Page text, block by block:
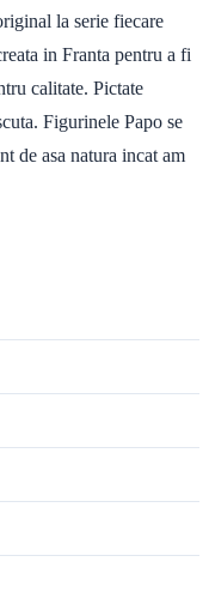
la serie fiecare
in Franta pentru a fi
calitate. Pictate
Figurinele Papo se
de asa natura incat am